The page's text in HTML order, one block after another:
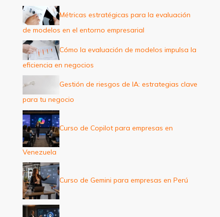
p
o
r
:
Métricas estratégicas para la evaluación
de modelos en el entorno empresarial
Cómo la evaluación de modelos impulsa la
eficiencia en negocios
Gestión de riesgos de IA: estrategias clave
para tu negocio
Curso de Copilot para empresas en
Venezuela
Curso de Gemini para empresas en Perú